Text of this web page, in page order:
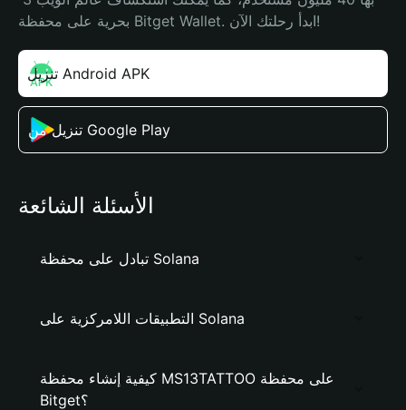
بحرية على محفظة Bitget Wallet. ابدأ رحلتك الآن!
تنزيل Android APK
تنزيل من Google Play
الأسئلة الشائعة
تبادل على محفظة Solana
التطبيقات اللامركزية على Solana
كيفية إنشاء محفظة MS13TATTOO على محفظة
Bitget؟